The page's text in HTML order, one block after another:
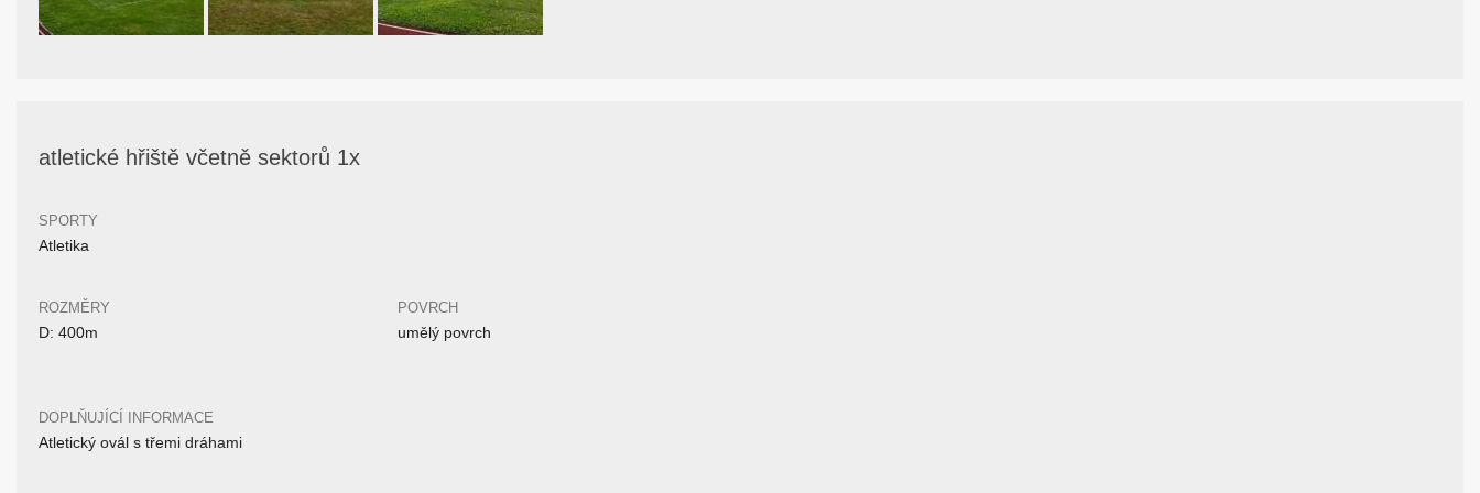
atletické hřiště včetně sektorů 1x
SPORTY
Atletika
ROZMĚRY
D: 400m
POVRCH
umělý povrch
DOPLŇUJÍCÍ INFORMACE
Atletický ovál s třemi dráhami